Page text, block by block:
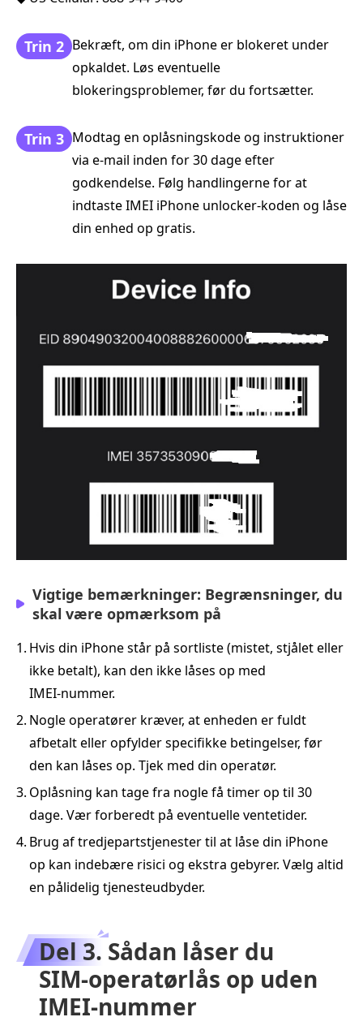
Trin 2 Bekræft, om din iPhone er blokeret under
opkaldet. Løs eventuelle
blokeringsproblemer, før du fortsætter.
Trin 3 Modtag en oplåsningskode og instruktioner
via e-mail inden for 30 dage efter
godkendelse. Følg handlingerne for at
indtaste IMEI iPhone unlocker-koden og låse
din enhed op gratis.
Vigtige bemærkninger: Begrænsninger, du
skal være opmærksom på
1. Hvis din iPhone står på sortliste (mistet, stjålet eller
ikke betalt), kan den ikke låses op med
IMEI‑nummer.
2. Nogle operatører kræver, at enheden er fuldt
afbetalt eller opfylder specifikke betingelser, før
den kan låses op. Tjek med din operatør.
3. Oplåsning kan tage fra nogle få timer op til 30
dage. Vær forberedt på eventuelle ventetider.
4. Brug af tredjepartstjenester til at låse din iPhone
op kan indebære risici og ekstra gebyrer. Vælg altid
en pålidelig tjenesteudbyder.
Del 3. Sådan låser du
SIM‑operatørlås op uden
IMEI‑nummer